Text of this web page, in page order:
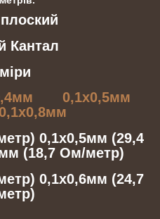
Кантал
0,1х0,5мм
0,1х0,8мм
0,1х0,5мм (29,4
(18,7 Ом/метр)
0,1х0,6мм (24,7